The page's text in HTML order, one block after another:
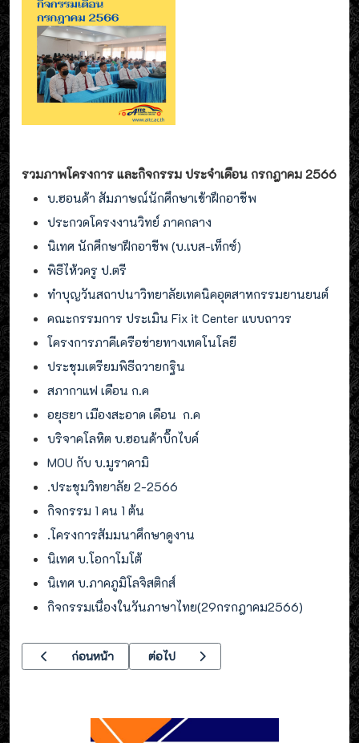
รวมภาพโครงการ และกิจกรรม ประจำเดือน กรกฎาคม 2566
บ.ฮอนด้า สัมภาษณ์นักศึกษาเข้าฝึกอาชีพ
ประกวดโครงงานวิทย์ ภาคกลาง
นิเทศ นักศึกษาฝึกอาชีพ (บ.เบส-เท็กซ์)
พิธีไห้วครู ป.ตรี
ทำบุญวันสถาปนาวิทยาลัยเทคนิคอุตสาหกรรมยานยนต์
คณะกรรมการ ประเมิน Fix it Center แบบถาวร
โครงการภาคีเครือข่ายทางเทคโนโลยี
ประชุมเตรียมพิธีถวายกฐิน
สภากาแฟ เดือน ก.ค
อยุธยา เมืองสะอาด เดือน ก.ค
บริจาคโลหิต บ.ฮอนด้าบิ๊กไบค์
MOU กับ บ.มูราคามิ
.ประชุมวิทยาลัย 2-2566
กิจกรรม 1 คน 1 ต้น
.โครงการสัมมนาศึกษาดูงาน
นิเทศ บ.โอกาโมโต้
นิเทศ บ.ภาคภูมิโลจิสติกส์
กิจกรรมเนื่องในวันภาษาไทย(29กรกฎาคม2566)
เนื้อหาก่อนหน้า: งานส่งเสริมผลิตผลการค้าและประกอบธุรกิจขอ
ก่อนหน้า เนื้อหาถัดไป: รวมภาพโครงการ และกิจกรรม
ต่อไป